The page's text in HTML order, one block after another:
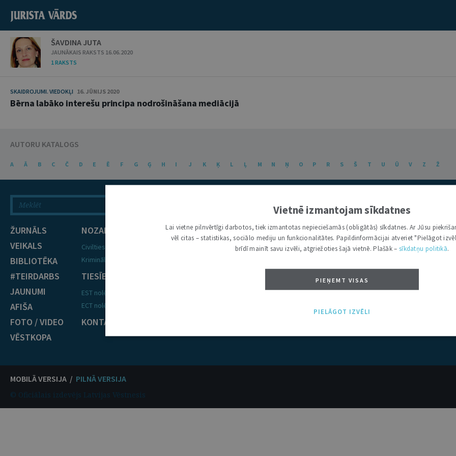
ŠAVDINA JUTA
JAUNĀKAIS RAKSTS 16.06.2020
1 RAKSTS
SKAIDROJUMI. VIEDOKĻI 16. JŪNIJS 2020
Bērna labāko interešu principa nodrošināšana mediācijā
AUTORU KATALOGS
A Ā B C Č D E Ē F G Ģ H I J K Ķ L Ļ M N Ņ O P R S Š T U Ū V Z Ž
ŽURNĀLS
VEIKALS
BIBLIOTĒKA
#TEIRDARBS
JAUNUMI
AFIŠA
FOTO / VIDEO
VĒSTKOPA
NOZARES
Civiltiesības
Krimināltiesības
TIESĪBU PRAKSE
EST nolēmumi
ECT nolēmumi
KONTAKTI
MOBILĀ VERSIJA / PILNĀ VERSIJA
© Oficiālais izdevējs Latvijas Vēstnesis
Vietnē izmantojam sīkdatnes
Lai vietne pilnvērtīgi darbotos, tiek izmantotas nepieciešamās (obligātās) sīkdatnes. Ar Jūsu
vēl citas – statistikas, sociālo mediju un funkcionalitātes. Papildinformācijai atveriet "Pielāgot
brīdī mainīt savu izvēli, atgriežoties šajā vietnē. Plašāk – sīkdatņu politikā.
PIEŅEMT VISAS
PIELĀGOT IZVĒLI